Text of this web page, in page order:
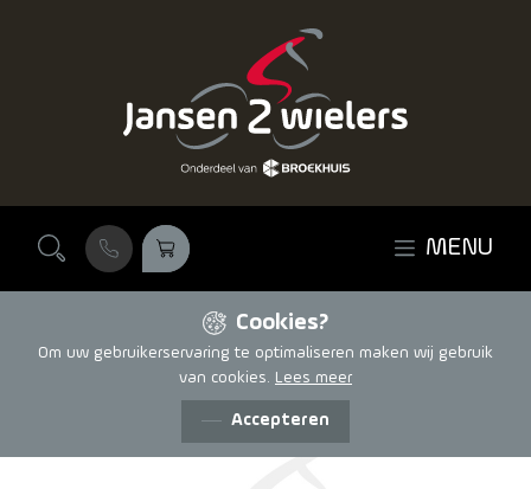
MENU
Cookies?
Om uw gebruikerservaring te optimaliseren maken wij gebruik
van cookies. Lees meer
Accepteren